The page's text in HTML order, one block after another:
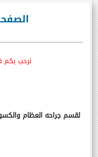
نرحب
لقسم جراحه العظام